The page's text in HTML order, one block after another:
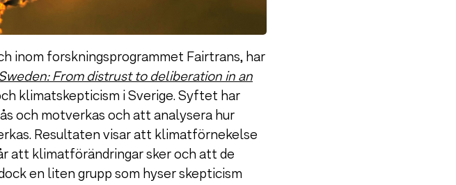
inom forskningsprogrammet Fairtrans, har
From distrust to deliberation in an
klimatskepticism i Sverige. Syftet har
och motverkas och att analysera hur
Resultaten visar att klimatförnekelse
att klimatförändringar sker och att de
en liten grupp som hyser skepticism